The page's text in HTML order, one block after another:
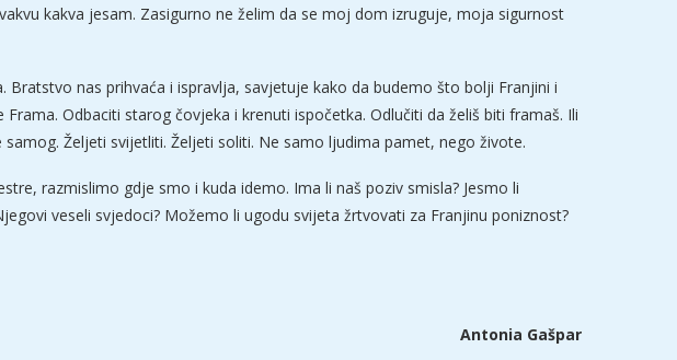
kakva jesam. Zasigurno ne želim da se moj dom izruguje, moja sigurnost
nas prihvaća i ispravlja, savjetuje kako da budemo što bolji Franjini i
Odbaciti starog čovjeka i krenuti ispočetka. Odlučiti da želiš biti framaš. Ili
Željeti svijetliti. Željeti soliti. Ne samo ljudima pamet, nego živote.
razmislimo gdje smo i kuda idemo. Ima li naš poziv smisla? Jesmo li
veseli svjedoci? Možemo li ugodu svijeta žrtvovati za Franjinu poniznost?
Antonia Gašpar